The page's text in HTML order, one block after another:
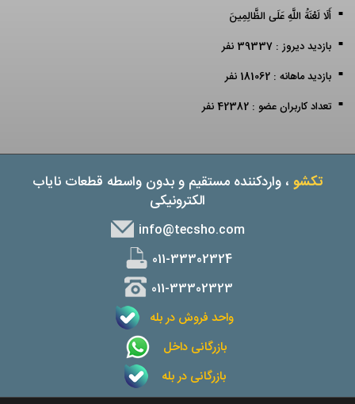
أَلَا لَعْنَةُ اللَّهِ عَلَى الظَّالِمِينَ
بازدید دیروز : 39337 نفر
بازدید ماهانه : 181062 نفر
تعداد کاربران عضو : 42382 نفر
تکشو ، واردکننده مستقیم و بدون واسطه قطعات نایاب
الکترونیکی
info@tecsho.com
011-33302324
011-33302323
واحد فروش در بله
بازرگانی داخل
بازرگانی در بله